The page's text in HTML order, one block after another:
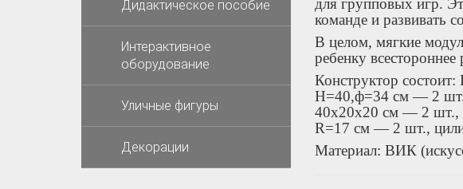
для групповых игр.
команде и развивать
В целом, мягкие
ребенку
Конструктор
Н=40,ф=34 см — 2
40х20х20 см — 2 шт.,
R=17 см — 2 шт.,
Материал: ВИК
Дидактическое пособие
Интерактивное
оборудование
Уличные фигуры
Декорации